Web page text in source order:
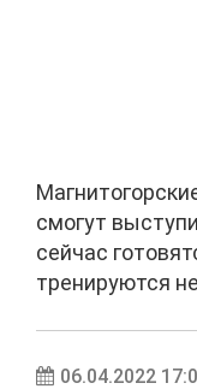
смогут
сейчас
тренируются
06.04.2022